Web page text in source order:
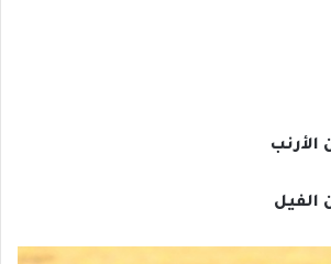
الفيل